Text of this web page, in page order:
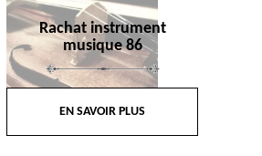
Rachat instrument
musique 86
EN SAVOIR PLUS